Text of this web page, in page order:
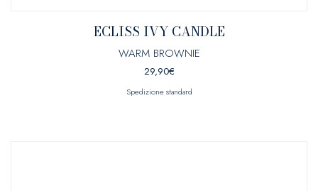
ECLISS IVY CANDLE
WARM BROWNIE
29,90€
Spedizione standard